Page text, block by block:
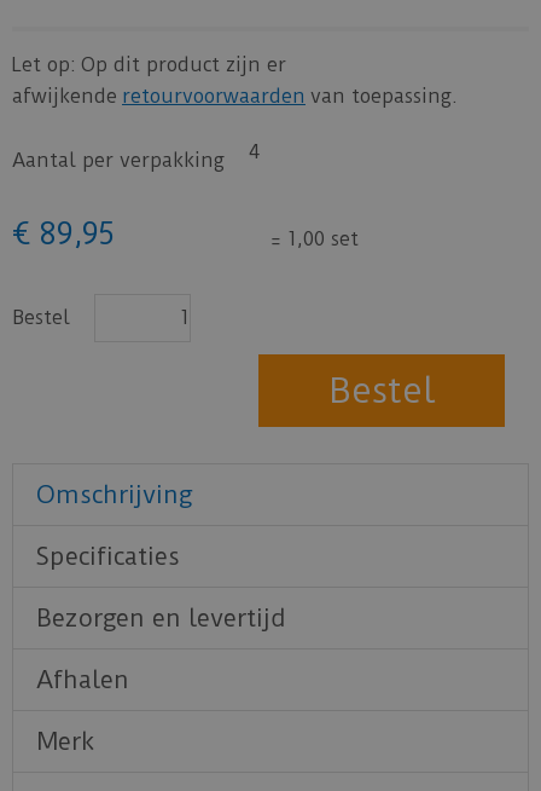
Let op: Op dit product zijn er
afwijkende retourvoorwaarden van toepassing.
Aantal per verpakking 4
€ 89,95 = 1,00 set
Bestel
Omschrijving
Specificaties
Bezorgen en levertijd
Afhalen
Merk